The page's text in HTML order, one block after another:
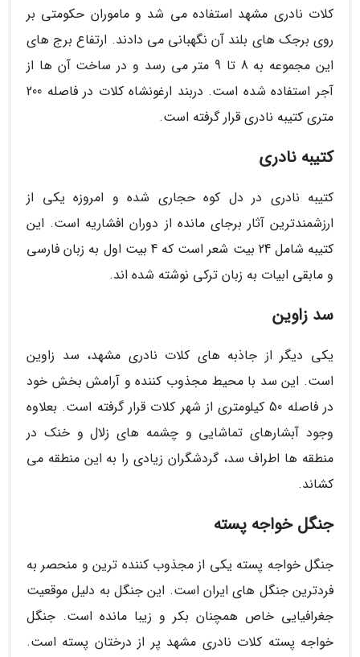
کلات نادری مشهد استفاده می شد و ماموران حکومتی بر
روی برجک های بلند آن نگهبانی می دادند. ارتفاع برج های
این مجموعه به 8 تا 9 متر می رسد و در ساخت آن ها از
آجر استفاده شده است. دربند ارغونشاه کلات در فاصله 200
متری کتیبه نادری قرار گرفته است.
کتیبه نادری
کتیبه نادری در دل کوه حجاری شده و امروزه یکی از
ارزشمندترین آثار برجای مانده از دوران افشاریه است. این
کتیبه شامل 24 بیت شعر است که 4 بیت اول به زبان فارسی
و مابقی ابیات به زبان ترکی نوشته شده اند.
سد زاوین
یکی دیگر از جاذبه های کلات نادری مشهد، سد زاوین
است. این سد با محیط مجذوب کننده و آرامش بخش خود
در فاصله 50 کیلومتری از شهر کلات قرار گرفته است. بعلاوه
وجود آبشارهای تماشایی و چشمه های زلال و خنک در
منطقه ها اطراف سد، گردشگران زیادی را به این منطقه می
کشاند.
جنگل خواجه پسته
جنگل خواجه پسته یکی از مجذوب کننده ترین و منحصر به
فردترین جنگل های ایران است. این جنگل به دلیل موقعیت
جغرافیایی خاص همچنان بکر و زیبا مانده است. جنگل
خواجه پسته کلات نادری مشهد پر از درختان پسته است.